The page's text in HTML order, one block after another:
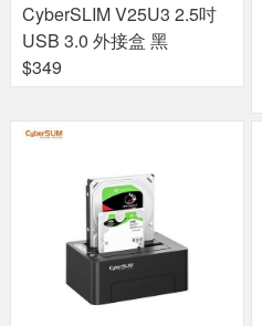
CyberSLIM V25U3 2.5吋
USB 3.0 外接盒 黑
$349